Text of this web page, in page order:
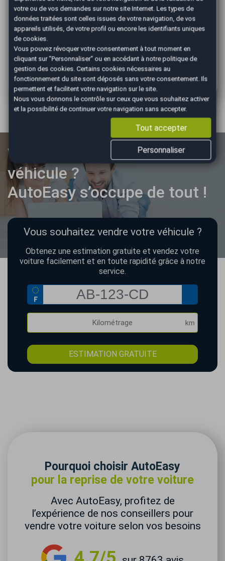
AutoEasy est reconnu dans la région mulhousienne
pour son expertise en reprise de voitures. Notre
objectif est simple : vous proposer une solution rapide,
honnête et avantageuse.
N’attendez plus pour réaliser votre estimation gratuite.
La reprise d’une voiture à Illzach n’a jamais été aussi
simple.
Vous souhaitez vendre votre
véhicule ?
AutoEasy s’occupe de tout !
Vous souhaitez vendre votre véhicule ?
Obtenez une estimation gratuite et vendez votre
voiture facilement et en toute rapidité grâce à notre
service.
ESTIMATION GRATUITE
Pourquoi choisir AutoEasy
pour la reprise de votre voiture
Avec AutoEasy, profitez de
l’expérience de nos conseillers pour
vendre votre voiture selon vos besoins
votre ou de vos demandes sur notre site Internet. Les types de
données traitées sont celles issues de votre navigation, de vos
appareils utilisés, de votre profil ou encore les identifiants uniques
de cookies.
Vous pouvez révoquer votre consentement à tout moment en
cliquant sur "Personnaliser" ou en accédant à notre politique de
gestion des cookies. Certains cookies nécessaires au
fonctionnement du site sont déposés sans votre consentement. Ils
permettent et facilitent votre navigation sur le site.
Nous vous donnons le contrôle sur ceux que vous souhaitez activer
et la possibilité de continuer votre navigation sans accepter.
Tout accepter
Personnaliser